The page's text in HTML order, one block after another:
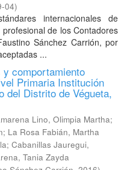
04)
internacionales de
de los Contadores
Sánchez Carrión, por
...
comportamiento
Primaria Institución
del Distrito de Végueta,
Lino, Olimpia Martha;
; La Rosa Fabián, Martha
; Cabanillas Jauregui,
Tania Zayda